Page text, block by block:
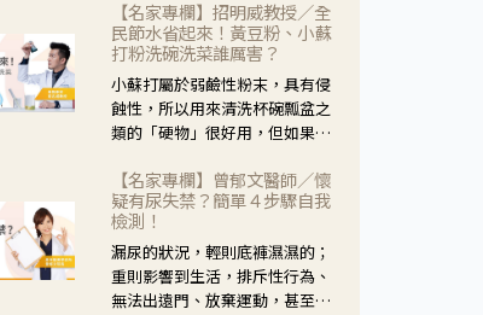
紅、眼睛痛、眼屎多而且顏色
黃，當然就可以使用枸杞菊花
茶，但是枸杞的劑量要少，菊花
的劑量要多；若是有以上症狀以
外，眼睛還會有灼熱感，眼屎多
到會「牽絲」，也就是水樣分泌
了，這時候就要使用菊花、金銀
花來治療；假如單純的眼睛乾
澀，結膜沒有紅，眼睛周圍沒有
眼屎，這種情況是屬於「陰
虛」，就可以使用枸杞、蓮藕、
麥門冬、山藥等比較滋潤的藥
【名家專欄】招明威教授／全
民節水省起來！黃豆粉、小蘇
打粉洗碗洗菜誰厲害？
小蘇打屬於弱鹼性粉末，具有侵
蝕性，所以用來清洗杯碗瓢盆之
類的「硬物」很好用，但如果用
特別注意用法用量，使用過多或
是浸泡太久，容易腐蝕蔬菜的纖
維，讓菜軟掉不清脆。
【名家專欄】曾郁文醫師／懷
疑有尿失禁？簡單４步驟自我
檢測！
漏尿的狀況，輕則底褲濕濕的；
重則影響到生活，排斥性行為、
無法出遠門、放棄運動，甚至怕